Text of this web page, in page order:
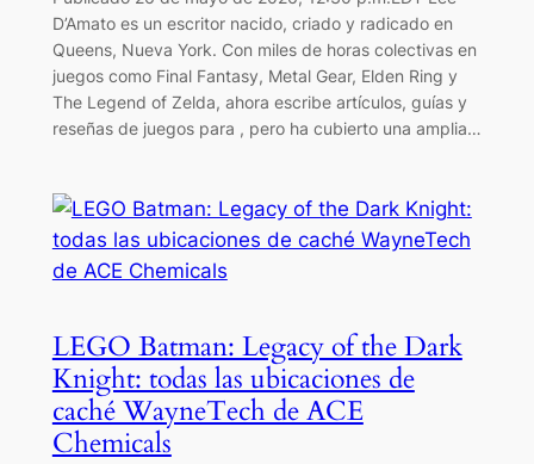
D’Amato es un escritor nacido, criado y radicado en
Queens, Nueva York. Con miles de horas colectivas en
juegos como Final Fantasy, Metal Gear, Elden Ring y
The Legend of Zelda, ahora escribe artículos, guías y
reseñas de juegos para , pero ha cubierto una amplia…
LEGO Batman: Legacy of the Dark
Knight: todas las ubicaciones de
caché WayneTech de ACE
Chemicals